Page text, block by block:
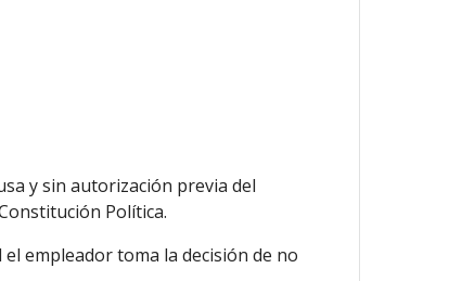
y sin autorización previa del
Política.
empleador toma la decisión de no